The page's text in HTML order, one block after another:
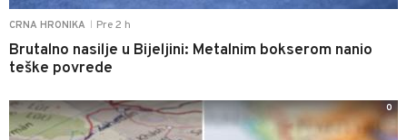
CRNA HRONIKA Pre 2 h
Brutalno nasilje u Bijeljini: Metalnim bokserom nanio
teške povrede
0